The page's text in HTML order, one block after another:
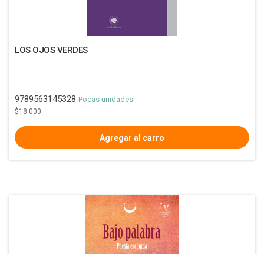
LOS OJOS VERDES
9789563145328 Pocas unidades
$18.000